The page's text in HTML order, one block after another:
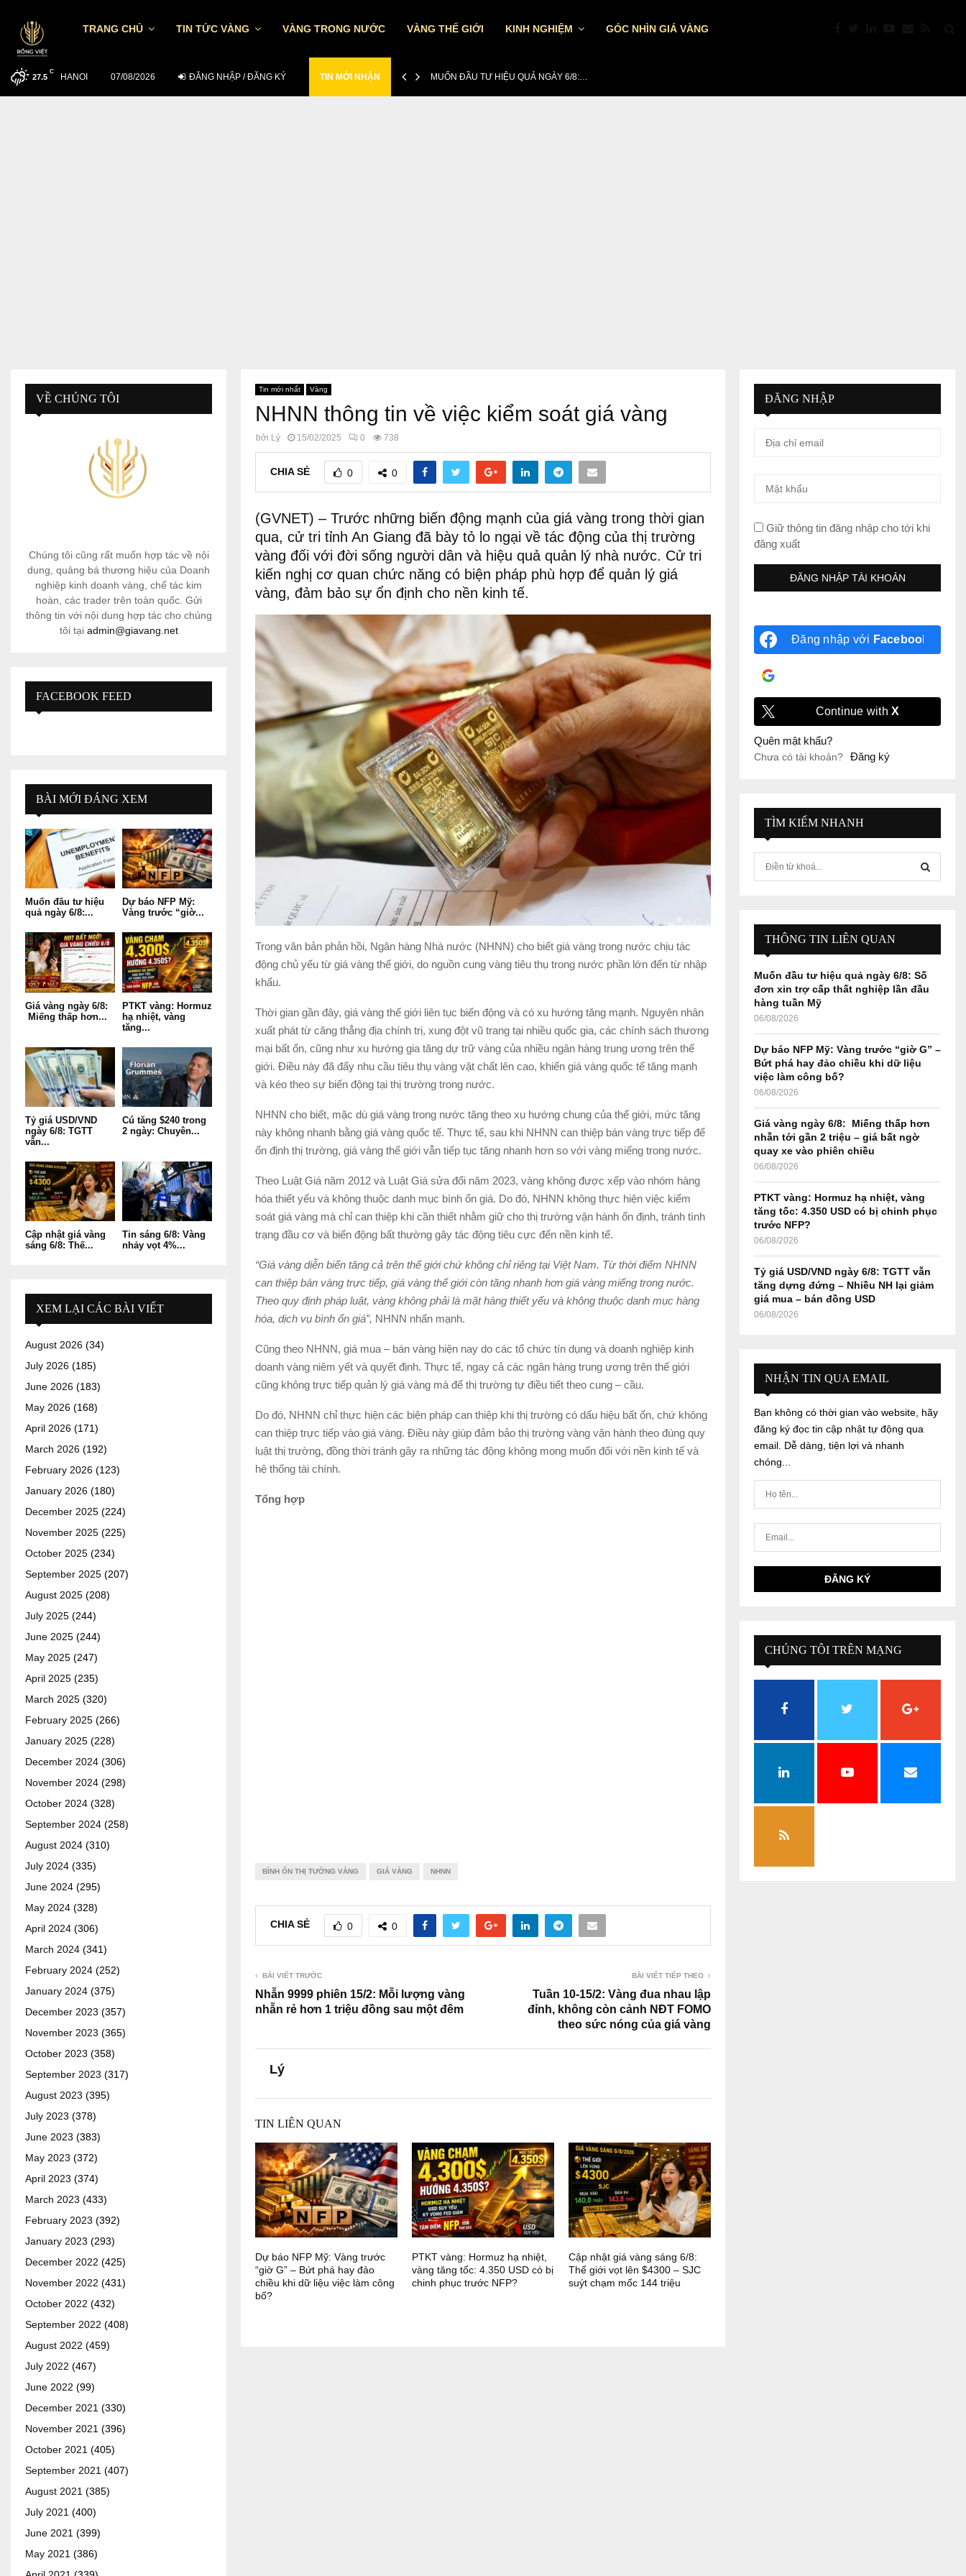
TRANG CHỦ TIN TỨC VÀNG VÀNG TRONG NƯỚC VÀNG THẾ GIỚI KINH NGHIỆM GÓC NHÌN GIÁ VÀNG
27.5
C
HANOI 07/08/2026 ĐĂNG NHẬP / ĐĂNG KÝ TIN MỚI NHẬN
MUỐN ĐẦU TƯ HIỆU QUẢ NGÀY 5/8… MUỐN ĐẦU TƯ HIỆU QUẢ NGÀY 6/8:…
Tin mới nhất Vàng
NHNN thông tin về việc kiểm soát giá vàng
bởi Lý 15/02/2025 0 738
CHIA SẺ 0 0
(GVNET) – Trước những biến động mạnh của giá vàng trong thời gian
qua, cử tri tỉnh An Giang đã bày tỏ lo ngại về tác động của thị trường
vàng đối với đời sống người dân và hiệu quả quản lý nhà nước. Cử tri
kiến nghị cơ quan chức năng có biện pháp phù hợp để quản lý giá
vàng, đảm bảo sự ổn định cho nền kinh tế.
Trong văn bản phản hồi, Ngân hàng Nhà nước (NHNN) cho biết giá vàng trong nước chịu tác
động chủ yếu từ giá vàng thế giới, do nguồn cung vàng tiêu thụ trong nước phần lớn đến từ nhập
khẩu.
Thời gian gần đây, giá vàng thế giới liên tục biến động và có xu hướng tăng mạnh. Nguyên nhân
xuất phát từ căng thẳng địa chính trị, xung đột vũ trang tại nhiều quốc gia, các chính sách thương
mại bất ổn, cũng như xu hướng gia tăng dự trữ vàng của nhiều ngân hàng trung ương trên thế
giới. Điều này đã đẩy nhu cầu tiêu thụ vàng vật chất lên cao, khiến giá vàng quốc tế tăng mạnh
và kéo theo sự biến động tại thị trường trong nước.
NHNN cho biết, mặc dù giá vàng trong nước tăng theo xu hướng chung của thế giới, mức tăng
này không nhanh bằng giá vàng quốc tế. Thực tế, sau khi NHNN can thiệp bán vàng trực tiếp để
ổn định thị trường, giá vàng thế giới vẫn tiếp tục tăng nhanh hơn so với vàng miếng trong nước.
Theo Luật Giá năm 2012 và Luật Giá sửa đổi năm 2023, vàng không được xếp vào nhóm hàng
hóa thiết yếu và không thuộc danh mục bình ổn giá. Do đó, NHNN không thực hiện việc kiểm
soát giá vàng mà chỉ can thiệp khi cần thiết nhằm giữ cho thị trường vận hành ổn định, tránh tình
trạng đầu cơ và biến động bất thường gây tác động tiêu cực đến nền kinh tế.
“Giá vàng diễn biến tăng cả trên thế giới chứ không chỉ riêng tại Việt Nam. Từ thời điểm NHNN
can thiệp bán vàng trực tiếp, giá vàng thế giới còn tăng nhanh hơn giá vàng miếng trong nước.
Theo quy định pháp luật, vàng không phải là mặt hàng thiết yếu và không thuộc danh mục hàng
hóa, dịch vụ bình ổn giá”, NHNN nhấn mạnh.
Cũng theo NHNN, giá mua – bán vàng hiện nay do các tổ chức tín dụng và doanh nghiệp kinh
doanh vàng niêm yết và quyết định. Thực tế, ngay cả các ngân hàng trung ương trên thế giới
cũng không trực tiếp quản lý giá vàng mà để thị trường tự điều tiết theo cung – cầu.
Do đó, NHNN chỉ thực hiện các biện pháp can thiệp khi thị trường có dấu hiệu bất ổn, chứ không
can thiệp trực tiếp vào giá vàng. Điều này giúp đảm bảo thị trường vàng vận hành theo đúng quy
luật thị trường, đồng thời tránh gây ra những tác động không mong muốn đối với nền kinh tế và
hệ thống tài chính.
Tổng hợp
BÌNH ỔN THỊ TƯỜNG VÀNG GIÁ VÀNG NHNN
CHIA SẺ 0 0
BÀI VIẾT TRƯỚC
Nhẫn 9999 phiên 15/2: Mỗi lượng vàng
nhẫn rẻ hơn 1 triệu đồng sau một đêm
BÀI VIẾT TIẾP THEO
Tuần 10-15/2: Vàng đua nhau lập
đỉnh, không còn cảnh NĐT FOMO
theo sức nóng của giá vàng
Lý
TIN LIÊN QUAN
Dự báo NFP Mỹ: Vàng trước
“giờ G” – Bứt phá hay đảo
chiều khi dữ liệu việc làm công
bố?
PTKT vàng: Hormuz hạ nhiệt,
vàng tăng tốc: 4.350 USD có bị
chinh phục trước NFP?
Cập nhật giá vàng sáng 6/8:
Thế giới vọt lên $4300 – SJC
suýt chạm mốc 144 triệu
VỀ CHÚNG TÔI
Chúng tôi cũng rất muốn hợp tác về nội
dung, quảng bá thương hiệu của Doanh
nghiệp kinh doanh vàng, chế tác kim
hoàn, các trader trên toàn quốc. Gửi
thông tin với nội dung hợp tác cho chúng
tôi tại admin@giavang.net
FACEBOOK FEED
BÀI MỚI ĐÁNG XEM
Muốn đầu tư hiệu
quả ngày 6/8:...
Dự báo NFP Mỹ:
Vàng trước “giờ...
Giá vàng ngày 6/8:
Miếng thấp hơn...
PTKT vàng: Hormuz
hạ nhiệt, vàng
tăng...
Tỷ giá USD/VND
ngày 6/8: TGTT
vẫn...
Cú tăng $240 trong
2 ngày: Chuyên...
Cập nhật giá vàng
sáng 6/8: Thế...
Tin sáng 6/8: Vàng
nhảy vọt 4%...
XEM LẠI CÁC BÀI VIẾT
August 2026 (34)
July 2026 (185)
June 2026 (183)
May 2026 (168)
April 2026 (171)
March 2026 (192)
February 2026 (123)
January 2026 (180)
December 2025 (224)
November 2025 (225)
October 2025 (234)
September 2025 (207)
August 2025 (208)
July 2025 (244)
June 2025 (244)
May 2025 (247)
April 2025 (235)
March 2025 (320)
February 2025 (266)
January 2025 (228)
December 2024 (306)
November 2024 (298)
October 2024 (328)
September 2024 (258)
August 2024 (310)
July 2024 (335)
June 2024 (295)
May 2024 (328)
April 2024 (306)
March 2024 (341)
February 2024 (252)
January 2024 (375)
December 2023 (357)
November 2023 (365)
October 2023 (358)
September 2023 (317)
August 2023 (395)
July 2023 (378)
June 2023 (383)
May 2023 (372)
April 2023 (374)
March 2023 (433)
February 2023 (392)
January 2023 (293)
December 2022 (425)
November 2022 (431)
October 2022 (432)
September 2022 (408)
August 2022 (459)
July 2022 (467)
June 2022 (99)
December 2021 (330)
November 2021 (396)
October 2021 (405)
September 2021 (407)
August 2021 (385)
July 2021 (400)
June 2021 (399)
May 2021 (386)
ĐĂNG NHẬP
Giữ thông tin đăng nhập cho tới khi
đăng xuất
Đăng nhập với Facebook
Continue withX
Quên mật khẩu?
Chưa có tài khoản? Đăng ký
TÌM KIẾM NHANH
r
:
E
A
R
THÔNG TIN LIÊN QUAN
Muốn đầu tư hiệu quả ngày 6/8: Số
đơn xin trợ cấp thất nghiệp lần đầu
hàng tuần Mỹ
06/08/2026
Dự báo NFP Mỹ: Vàng trước “giờ G” –
Bứt phá hay đảo chiều khi dữ liệu
việc làm công bố?
06/08/2026
Giá vàng ngày 6/8: Miếng thấp hơn
nhẫn tới gần 2 triệu – giá bất ngờ
quay xe vào phiên chiều
06/08/2026
PTKT vàng: Hormuz hạ nhiệt, vàng
tăng tốc: 4.350 USD có bị chinh phục
trước NFP?
06/08/2026
Tỷ giá USD/VND ngày 6/8: TGTT vẫn
tăng dựng đứng – Nhiều NH lại giảm
giá mua – bán đồng USD
06/08/2026
NHẬN TIN QUA EMAIL
Bạn không có thời gian vào website, hãy
đăng ký đọc tin cập nhật tự động qua
email. Dễ dàng, tiện lợi và nhanh
chóng...
CHÚNG TÔI TRÊN MẠNG
XÃ HỘI